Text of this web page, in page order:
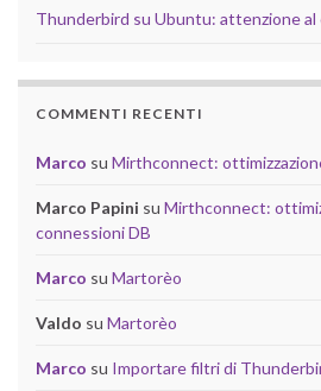
Thunderbird su Ubuntu: attenzione al
COMMENTI RECENTI
Marco su Mirthconnect:
Marco Papini su Mirthconnect:
connessioni DB
Marco su Martorèo
Valdo su Martorèo
Marco su Importare filtri di